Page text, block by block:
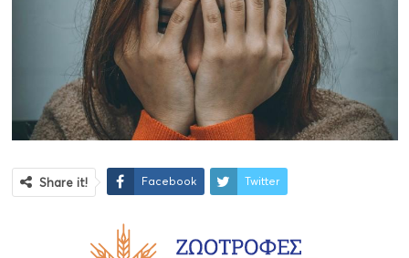
Share it! Facebook Twitter